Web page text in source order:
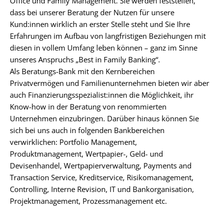
dass bei unserer Beratung der Nutzen für unsere
Kund:innen wirklich an erster Stelle steht und Sie Ihre
Erfahrungen im Aufbau von langfristigen Beziehungen mit
diesen in vollem Umfang leben können – ganz im Sinne
unseres Anspruchs „Best in Family Banking“.
Als Beratungs-Bank mit den Kernbereichen
Privatvermögen und Familienunternehmen bieten wir aber
auch Finanzierungsspezialist:innen die Möglichkeit, ihr
Know-how in der Beratung von renommierten
Unternehmen einzubringen. Darüber hinaus können Sie
sich bei uns auch in folgenden Bankbereichen
verwirklichen: Portfolio Management,
Produktmanagement, Wertpapier-, Geld- und
Devisenhandel, Wertpapierverwaltung, Payments and
Transaction Service, Kreditservice, Risikomanagement,
Controlling, Interne Revision, IT und Bankorganisation,
Projektmanagement, Prozessmanagement etc.